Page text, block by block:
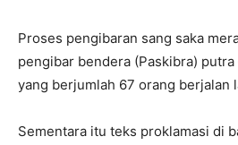
Proses pengibaran sang saka
pengibar bendera (Paskibra)
yang berjumlah 67 orang berjalan
Sementara itu teks proklamasi di